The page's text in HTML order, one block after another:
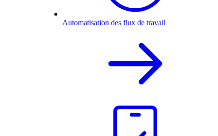
Automatisation des flux de travail